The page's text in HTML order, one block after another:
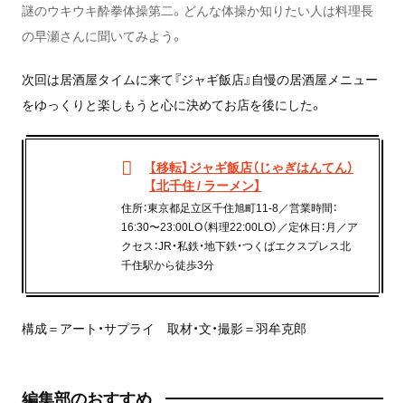
謎のウキウキ酔拳体操第二。どんな体操か知りたい人は料理長
の早瀬さんに聞いてみよう。
次回は居酒屋タイムに来て『ジャギ飯店』自慢の居酒屋メニュー
をゆっくりと楽しもうと心に決めてお店を後にした。
【移転】ジャギ飯店（じゃぎはんてん）
【北千住 / ラーメン】
住所：東京都足立区千住旭町11-8／営業時間：
16:30〜23:00LO（料理22:00LO）／定休日：月／ア
クセス：JR・私鉄・地下鉄・つくばエクスプレス北
千住駅から徒歩3分
構成＝アート・サプライ 取材・文・撮影＝羽牟克郎